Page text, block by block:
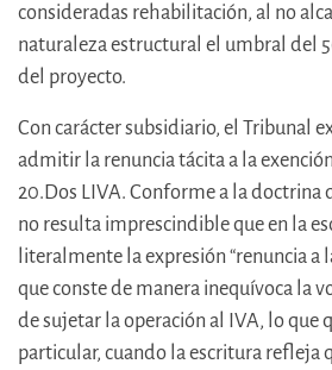
consideradas rehabilitación, al no
naturaleza estructural el umbral del
del proyecto.
Con carácter subsidiario, el Tribunal
admitir la renuncia tácita a la
20.Dos LIVA. Conforme a la doctrina
no resulta imprescindible que en la
literalmente la expresión “renuncia a
que conste de manera inequívoca la
de sujetar la operación al IVA, lo que
particular, cuando la escritura refleja